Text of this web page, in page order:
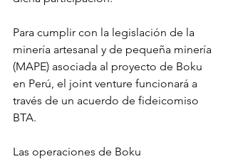
Para cumplir con la legislación de la
minería artesanal y de pequeña minería
(MAPE) asociada al proyecto de Boku
en Perú, el joint venture funcionará a
través de un acuerdo de fideicomiso
BTA.
Las operaciones de Boku